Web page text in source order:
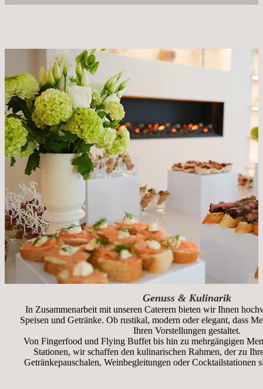
Genuss & Kulinarik
In Zusammenarbeit mit unseren Caterern bieten wir Ihnen
Speisen und Getränke. Ob rustikal, modern oder elegant, dass
Ihren Vorstellungen gestaltet.
Von Fingerfood und Flying Buffet bis hin zu mehrgängigen
Stationen, wir schaffen den kulinarischen Rahmen, der zu
Getränkepauschalen, Weinbegleitungen oder Cocktailstationen